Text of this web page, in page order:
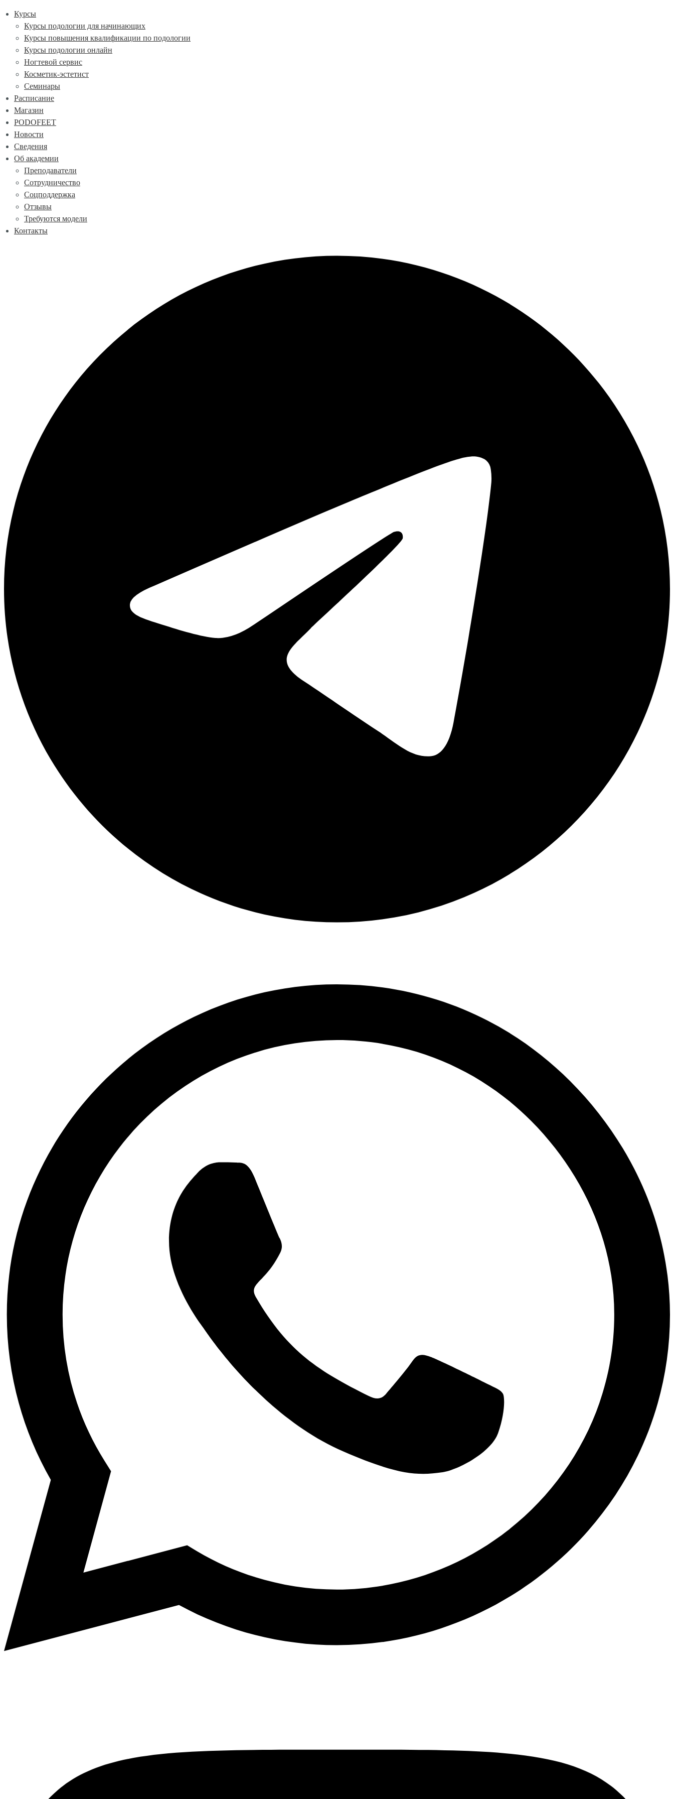
Курсы
Курсы подологии для начинающих
Курсы повышения квалификации по подологии
Курсы подологии онлайн
Ногтевой сервис
Косметик-эстетист
Семинары
Расписание
Магазин
PODOFEET
Новости
Сведения
Об академии
Преподаватели
Сотрудничество
Соцподдержка
Отзывы
Требуются модели
Контакты